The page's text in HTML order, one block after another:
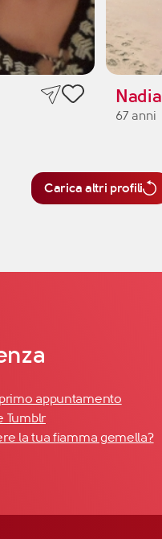
Nadia
67 anni
Carica altri profili
appuntamento
Tumblr
la tua fiamma gemella?